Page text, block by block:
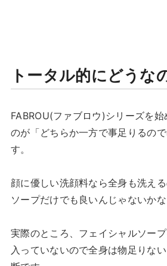
トータル的にどうな
FABROU(ファブロウ)シリーズを
のが「どちらか一方で事足りるの
す。
顔に優しい洗顔料なら全身も洗え
ソープだけでも良いんじゃないかな
実際のところ、フェイシャルソー
入っていないので全身は物足りな